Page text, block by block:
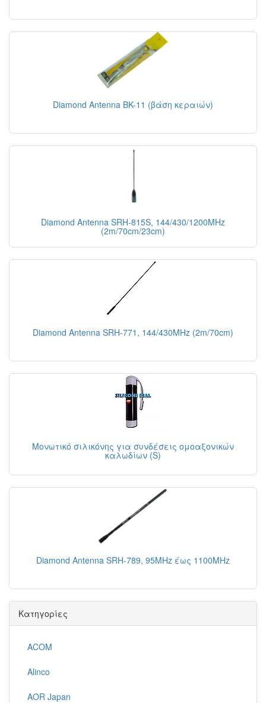
Diamond Antenna BK-11 (βάση κεραιών)
Diamond Antenna SRH-815S, 144/430/1200MHz
(2m/70cm/23cm)
Diamond Antenna SRH-771, 144/430MHz (2m/70cm)
Μονωτικό σιλικόνης για συνδέσεις ομοαξονικών
καλωδίων (S)
Diamond Antenna SRH-789, 95MHz έως 1100MHz
Κατηγορίες
ACOM
Alinco
AOR Japan